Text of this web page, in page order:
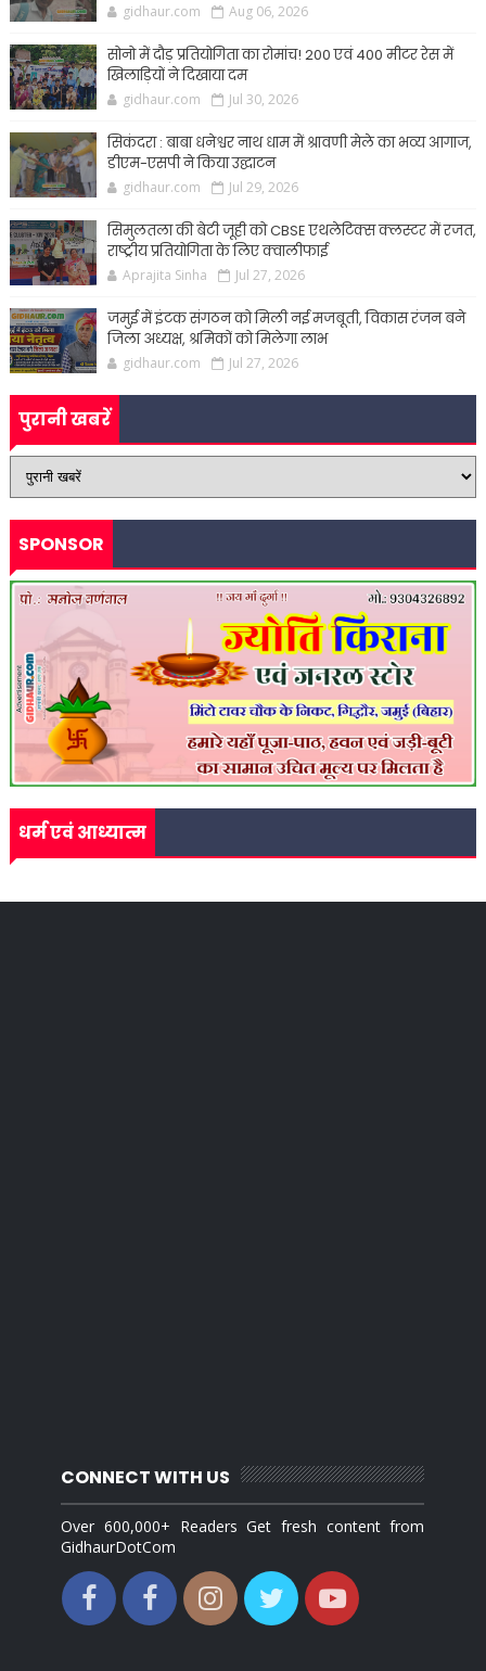
gidhaur.com Aug 06, 2026
सोनो में दौड़ प्रतियोगिता का रोमांच! 200 एवं 400 मीटर रेस में
खिलाड़ियों ने दिखाया दम
gidhaur.com Jul 30, 2026
सिकंदरा : बाबा धनेश्वर नाथ धाम में श्रावणी मेले का भव्य आगाज,
डीएम-एसपी ने किया उद्घाटन
gidhaur.com Jul 29, 2026
सिमुलतला की बेटी जूही को CBSE एथलेटिक्स क्लस्टर में रजत,
राष्ट्रीय प्रतियोगिता के लिए क्वालीफाई
Aprajita Sinha Jul 27, 2026
जमुई में इंटक संगठन को मिली नई मजबूती, विकास रंजन बने
जिला अध्यक्ष, श्रमिकों को मिलेगा लाभ
gidhaur.com Jul 27, 2026
पुरानी खबरें
SPONSOR
धर्म एवं आध्यात्म
CONNECT WITH US
Over 600,000+ Readers Get fresh content from
GidhaurDotCom